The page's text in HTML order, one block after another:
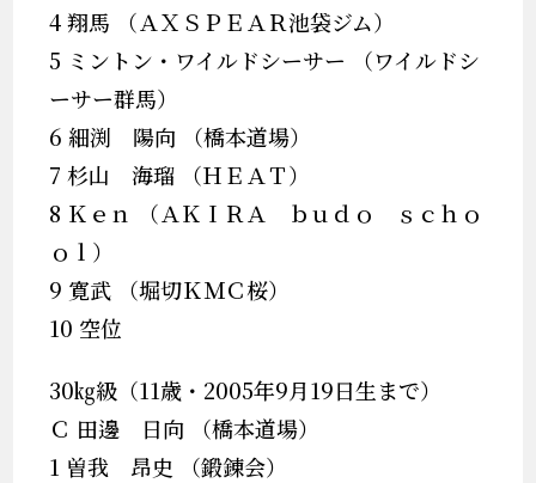
4 翔馬 （ＡＸＳＰＥＡＲ池袋ジム）
5 ミントン・ワイルドシーサー （ワイルドシ
ーサー群馬）
6 細渕 陽向 （橋本道場）
7 杉山 海瑠 （ＨＥＡＴ）
8 Ｋｅｎ （ＡＫＩＲＡ ｂｕｄｏ ｓｃｈｏ
ｏｌ）
9 寛武 （堀切ＫＭＣ桜）
10 空位
30㎏級（11歳・2005年9月19日生まで）
Ｃ 田邊 日向 （橋本道場）
1 曽我 昂史 （鍛錬会）